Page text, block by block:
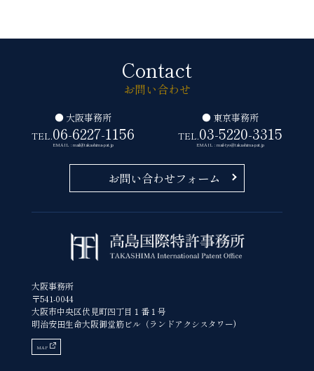
Contact
お問い合わせ
● 大阪事務所
TEL.06-6227-1156
EMAIL : mail@takashima-pat.jp
● 東京事務所
TEL.03-5220-3315
EMAIL : mail-tyo@takashima-pat.jp
お問い合わせフォーム
大阪事務所
〒541-0044
大阪市中央区伏見町四丁目１番１号
明治安田生命大阪御堂筋ビル（ランドアクシスタワー)
MAP